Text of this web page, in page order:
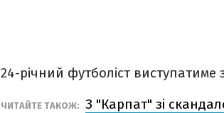
24-річний футболіст
ЧИТАЙТЕ ТАКОЖ: З "Карпат" зі